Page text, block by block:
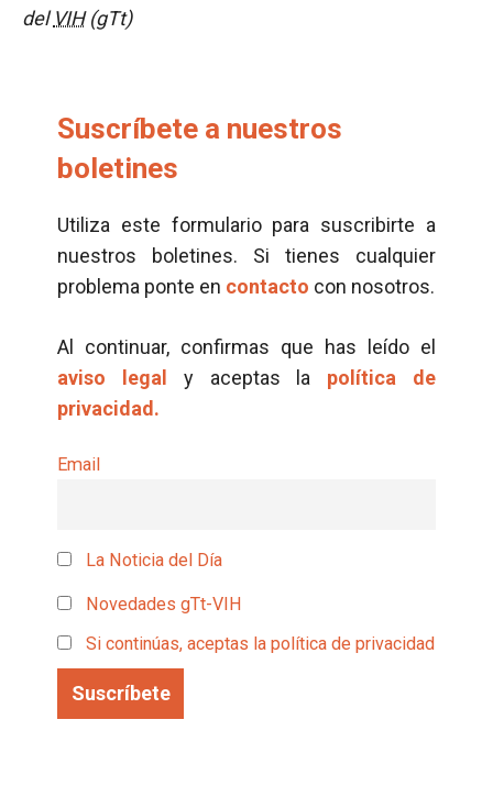
delVIH(gTt)
Suscríbete a nuestros
boletines
Utiliza este formulario para suscribirte a
nuestros boletines. Si tienes cualquier
problema ponte en contacto con nosotros.
Al continuar, confirmas que has leído el
aviso legal
y aceptas la política de
privacidad.
Email
La Noticia del Día
Novedades gTt-VIH
Si continúas, aceptas la política de privacidad